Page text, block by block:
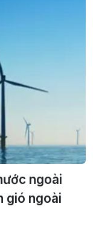
ngoài
gió ngoài